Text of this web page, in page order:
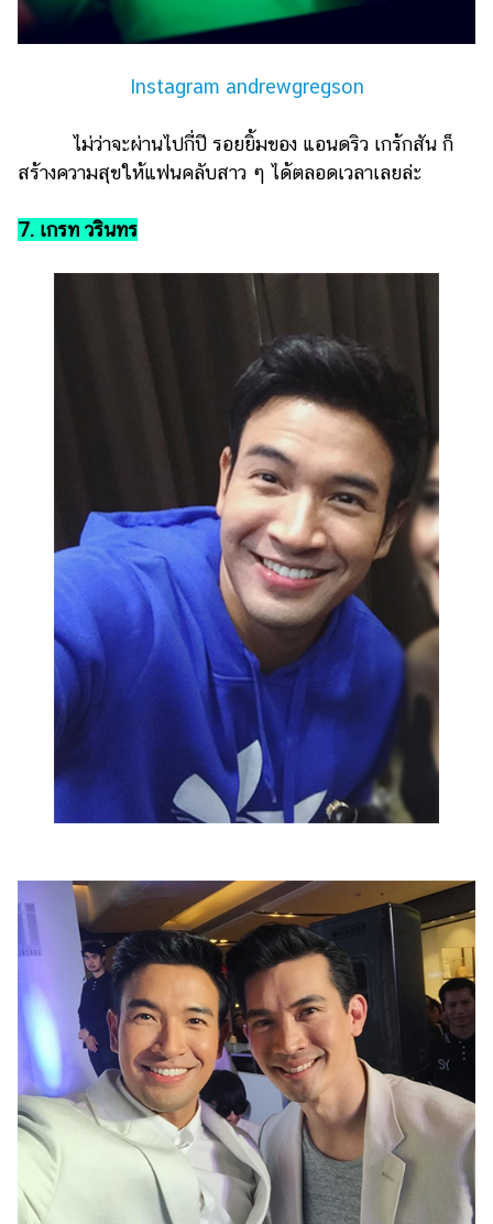
Instagram andrewgregson
ไม่ว่าจะผ่านไปกี่ปี รอยยิ้มของ แอนดริว เกร้กสัน ก็
สร้างความสุขให้แฟนคลับสาว ๆ ได้ตลอดเวลาเลยล่ะ
7. เกรท วรินทร